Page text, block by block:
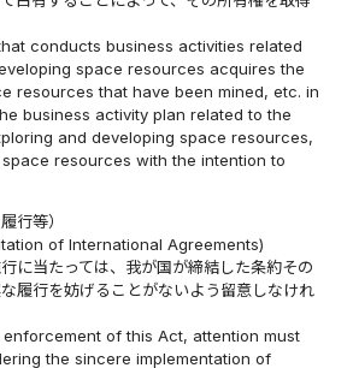
conducts business activities related
space resources acquires the
resources that have been mined, etc. in
business activity plan related to the
and developing space resources,
resources with the intention to
行等）
of International Agreements)
に当たっては、我が国が締結した条約その
履行を妨げることがないよう留意しなけれ
enforcement of this Act, attention must
the sincere implementation of